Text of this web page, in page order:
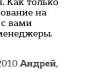
на
вами
Андрей,